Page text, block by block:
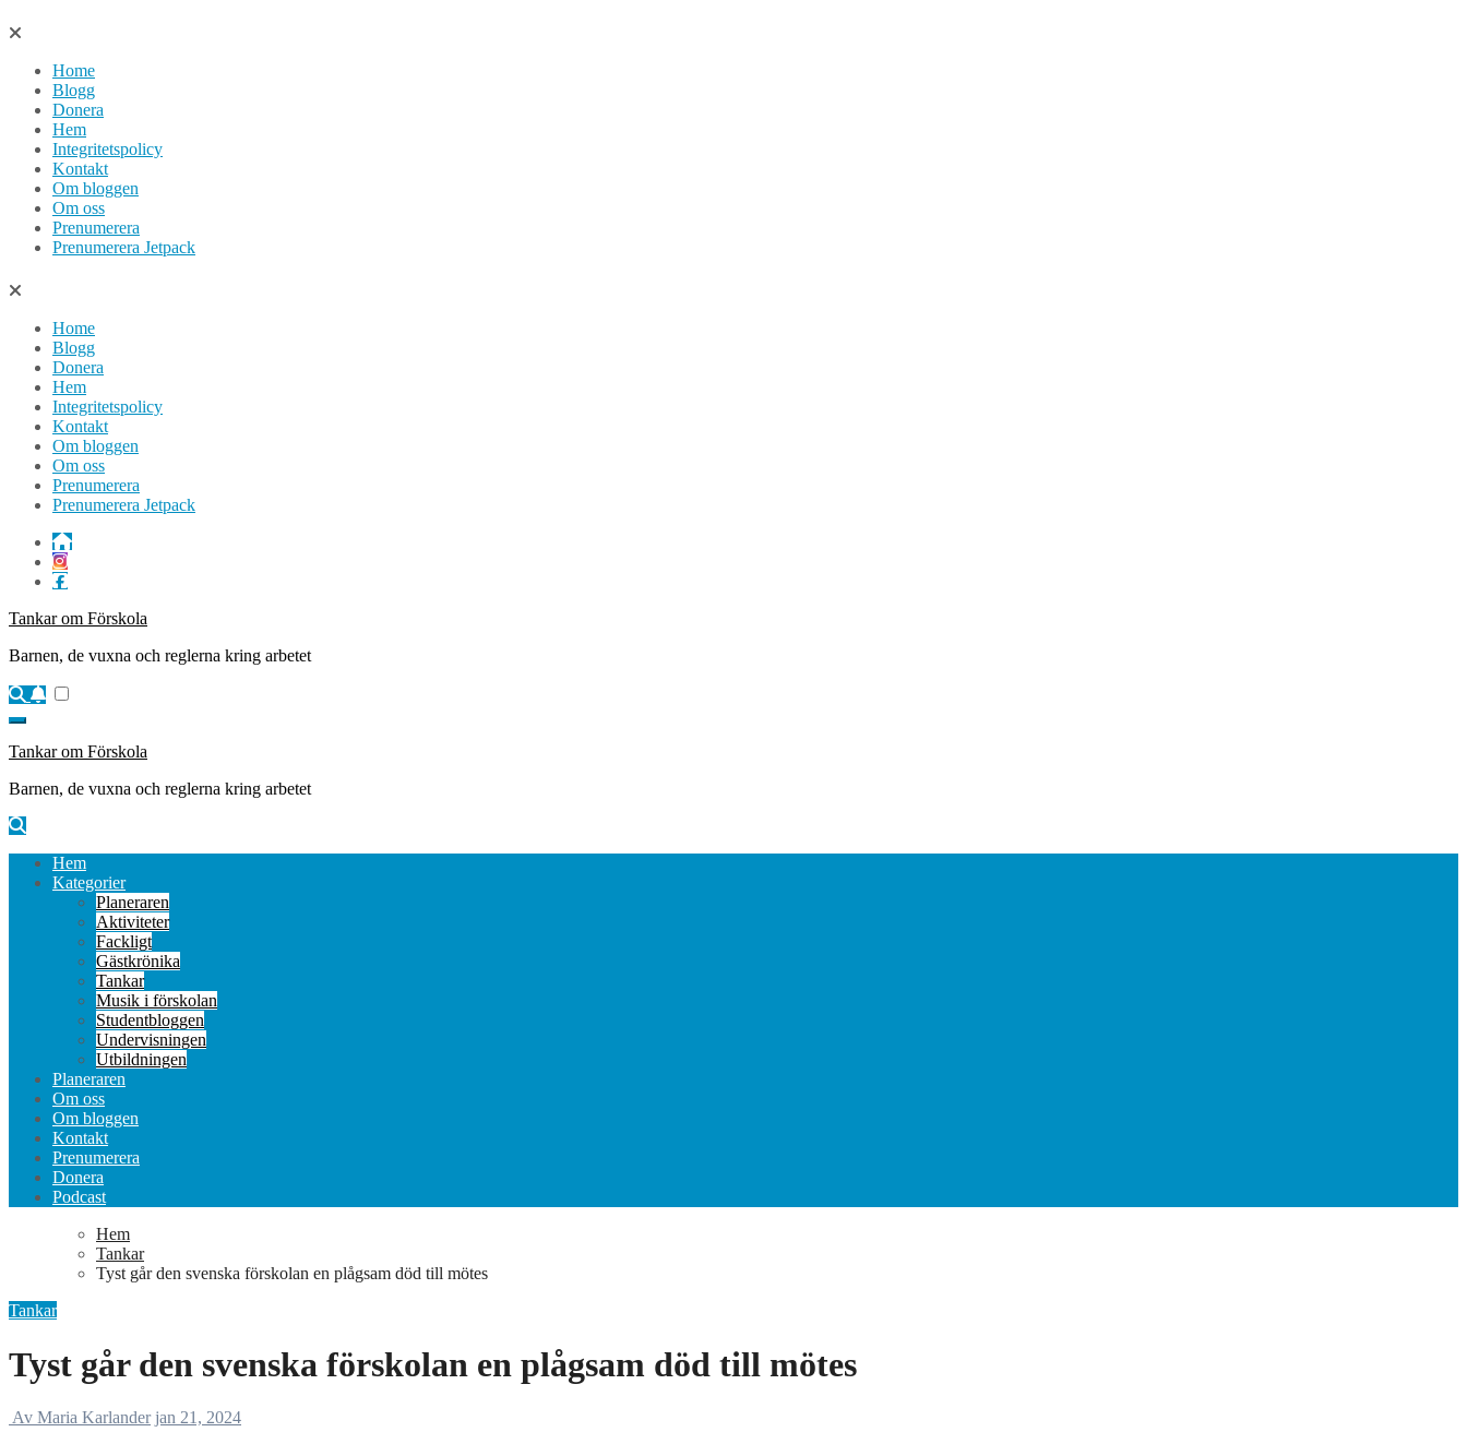
Hoppa
innehållHome
Blogg
Donera
Hem
Integritetspolicy
Kontakt
Om bloggen
Om oss
Prenumerera
Prenumerera Jetpack
Home
Blogg
Donera
Hem
Integritetspolicy
Kontakt
Om bloggen
Om oss
Prenumerera
Prenumerera Jetpack
Tankar om Förskola
Barnen, de vuxna och reglerna kring arbetet
Tankar om Förskola
Barnen, de vuxna och reglerna kring arbetet
Hem
Kategorier
Planeraren
Aktiviteter
Fackligt
Gästkrönika
Tankar
Musik i förskolan
Studentbloggen
Undervisningen
Utbildningen
Planeraren
Om oss
Om bloggen
Kontakt
Prenumerera
Donera
Podcast
Hem
Tankar
Tyst går den svenska förskolan en plågsam död till mötes
Tankar
Tyst går den svenska förskolan en plågsam död till mötes
Av Maria Karlander jan 21, 2024